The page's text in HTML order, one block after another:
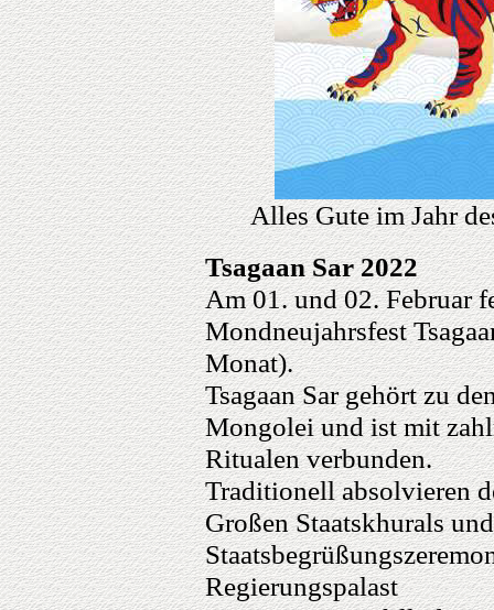
Alles Gute im Jahr
Tsagaan Sar 2022
Am 01. und 02. Februar
Mondneujahrsfest
Monat).
Tsagaan Sar gehört zu
Mongolei und ist mit
Ritualen verbunden.
Traditionell absolvieren
Großen Staatskhurals
Regierungspalast